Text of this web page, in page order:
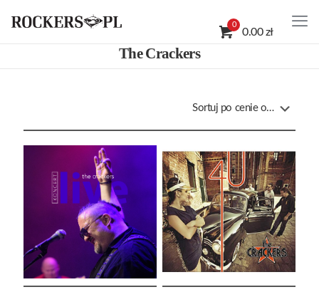
0
0.00 zł
The Crackers